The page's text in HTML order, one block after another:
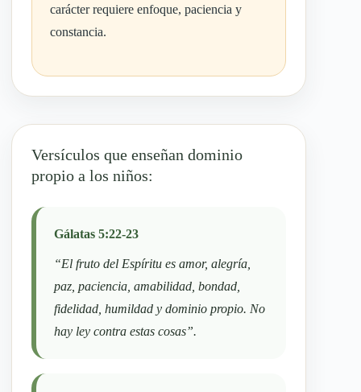
carácter requiere enfoque, paciencia y
constancia.
Versículos que enseñan dominio
propio a los niños:
Gálatas 5:22-23
“El fruto del Espíritu es amor, alegría,
paz, paciencia, amabilidad, bondad,
fidelidad, humildad y dominio propio. No
hay ley contra estas cosas”.